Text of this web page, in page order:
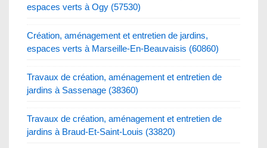
espaces verts à Ogy (57530)
Création, aménagement et entretien de jardins,
espaces verts à Marseille-En-Beauvaisis (60860)
Travaux de création, aménagement et entretien de
jardins à Sassenage (38360)
Travaux de création, aménagement et entretien de
jardins à Braud-Et-Saint-Louis (33820)